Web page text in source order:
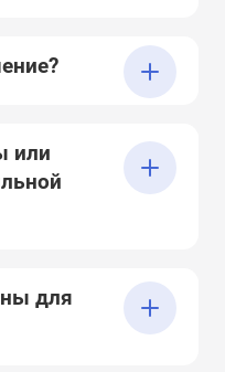
или
для